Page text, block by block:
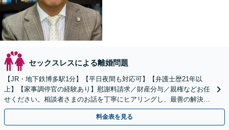
セックスレスによる離婚問題
【JR・地下鉄博多駅1分】【平日夜間も対応可】【弁護士歴21年以
上】【家事調停官の経験あり】慰謝料請求／財産分与／親権などお任
せください。相談者さまのお話を丁寧にヒアリングし、最善の解決策
をご提案いたします
料金表を見る